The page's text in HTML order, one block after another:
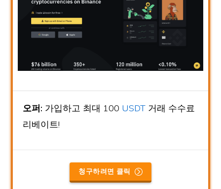
오퍼: 가입하고 최대 100 USDT 거래 수수료
리베이트!
청구하려면 클릭